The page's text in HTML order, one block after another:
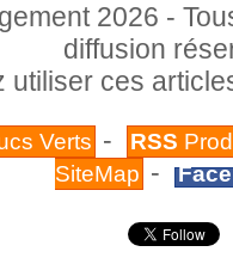
2026 -
diffusion
utiliser ces
Verts - RSS
SiteMap -